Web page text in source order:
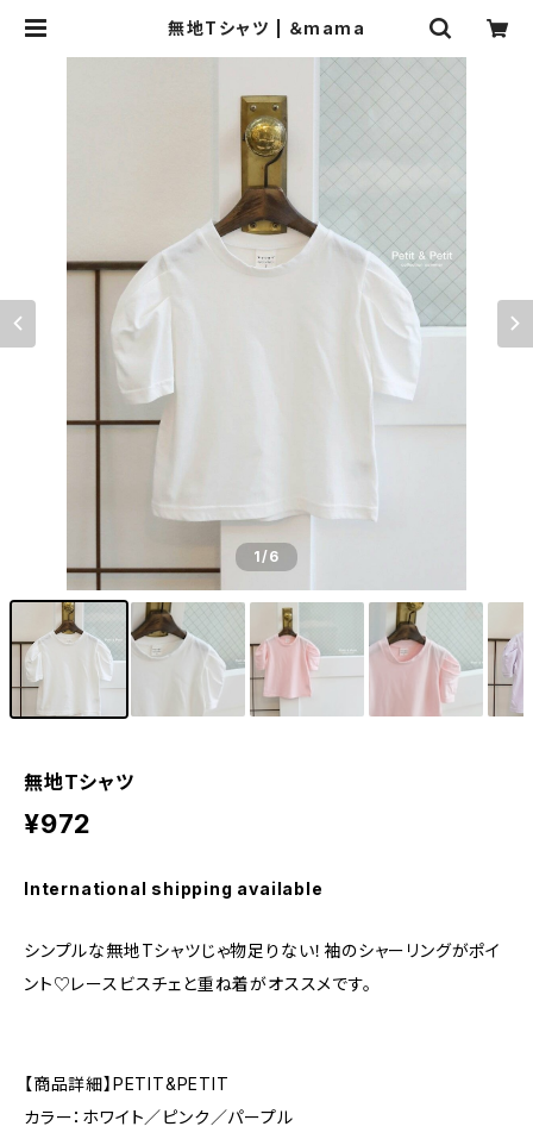
無地Tシャツ | ＆mama
1/6
無地Tシャツ
¥972
International shipping available
シンプルな無地Tシャツじゃ物足りない！袖のシャーリングがポイ
ント♡レースビスチェと重ね着がオススメです。
【商品詳細】PETIT&PETIT
カラー：ホワイト／ピンク／パープル